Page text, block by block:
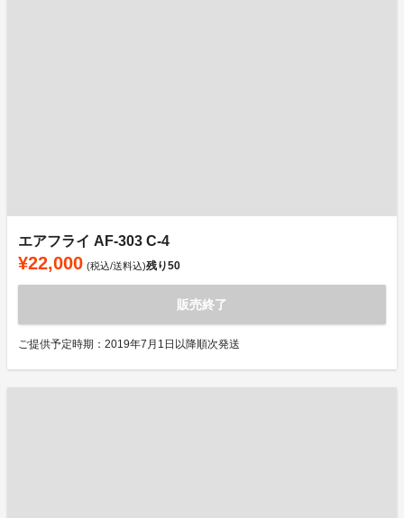
エアフライ AF-303 C-4
¥22,000 (税込/送料込)残り50
販売終了
ご提供予定時期：2019年7月1日以降順次発送